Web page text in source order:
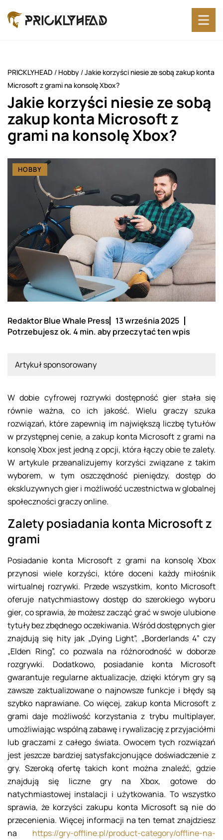
PRICKLYHEAD / Hobby /Jakie korzyści niesie ze sobą zakup konta
Microsoft z grami na konsolę Xbox?
Jakie korzyści niesie ze sobą
zakup konta Microsoft z
grami na konsolę Xbox?
HOBBY
Redaktor Blue Whale Press
13 września 2025
Potrzebujesz ok. 4 min. aby przeczytać ten wpis
Artykuł sponsorowany
W dobie cyfrowej rozrywki dostępność gier stała się
równie ważna, co ich jakość. Wielu graczy szuka
rozwiązań, które zapewnią im największą liczbę tytułów
w przystępnej cenie, a zakup konta Microsoft z grami na
konsolę Xbox jest jedną z opcji, która łączy obie te zalety.
W artykule przeanalizujemy korzyści związane z takim
wyborem, w tym oszczędność pieniędzy, dostęp do
ekskluzywnych gier i możliwość uczestnictwa w globalnej
społeczności graczy online.
Zalety posiadania konta Microsoft z
grami
Posiadanie konta Microsoft z grami na konsolę Xbox
przynosi wiele korzyści, które doceni każdy miłośnik
wirtualnej rozrywki. Przede wszystkim, konto Microsoft
oferuje natychmiastowy dostęp do szerokiego wyboru
gier, co sprawia, że możesz zacząć grać w swoje ulubione
tytuły bez zbędnego oczekiwania. Wśród dostępnych gier
znajdują się hity jak „Dying Light”, „Borderlands 4” czy
„Elden Ring”, co pozwala na różnorodność w doborze
rozgrywki. Dodatkowo, posiadanie konta Microsoft
gwarantuje regularne aktualizacje, dzięki którym gry są
zawsze zaktualizowane o najnowsze funkcje i błędy są
szybko naprawiane. Co więcej, zakup konta Microsoft z
grami daje możliwość korzystania z trybu multiplayer,
umożliwiając wspólną zabawę i rywalizację z przyjaciółmi
lub graczami z całego świata. Owocem tych rozwiązań
jest jeszcze bardziej satysfakcjonujące doświadczenie z
gry. Szeroką ofertę takich kont można znaleźć, gdzie
znajdują się liczne gry na Xbox, gotowe do
natychmiastowej instalacji i użytkowania. To wszystko
sprawia, że korzyści zakupu konta Microsoft są nie do
przecenienia. Więcej informacji na ten temat znajdziesz
na https://gry-offline.pl/product-category/offline-na-